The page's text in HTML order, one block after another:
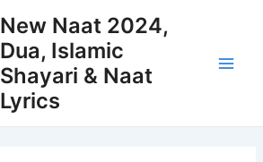
New Naat 2024,
Dua, Islamic
Shayari & Naat
Lyrics